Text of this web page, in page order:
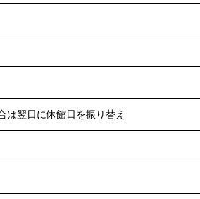
翌日に休館日を振り替え